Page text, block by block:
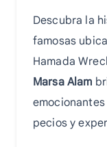
Descubra la
famosas
Hamada
Marsa Alam
pecios y